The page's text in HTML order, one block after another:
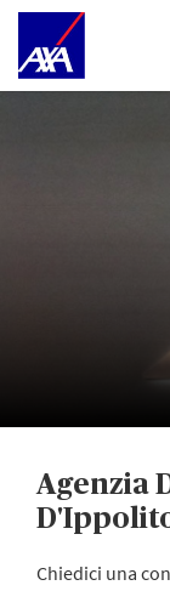
Agenzia
D'Ippolito
Chiedici una